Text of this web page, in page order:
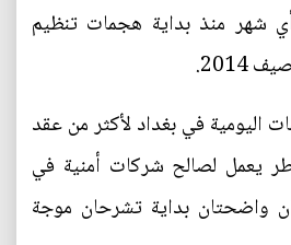
شهر منذ بداية هجمات تنظيم
اليومية في بغداد لأكثر من عقد
يعمل لصالح شركات أمنية في
واضحتان بداية تشرحان موجة